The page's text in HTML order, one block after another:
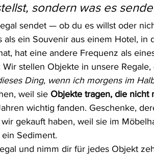
sondern was es
sendet — ob du es willst oder
als ein Souvenir aus einem Hotel, in
hat eine andere Frequenz als
stellen Objekte in unsere
Ding, wenn ich morgens im
weil sie Objekte tragen, die nicht
wichtig fanden. Geschenke,
gekauft haben, weil sie im
Sediment.
und nimm dir für jedes Objekt